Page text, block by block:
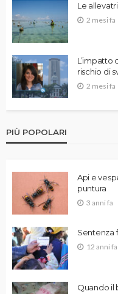
Le
2 mesi fa
L’impatto
rischio di
2 mesi fa
PIÙ POPOLARI
Api e
puntura
3 anni fa
Sentenza
12 anni fa
Quando il